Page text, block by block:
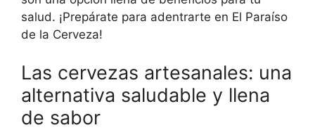
salud. ¡Prepárate para adentrarte en El Paraíso
de la Cerveza!
Las cervezas artesanales: una
alternativa saludable y llena
de sabor